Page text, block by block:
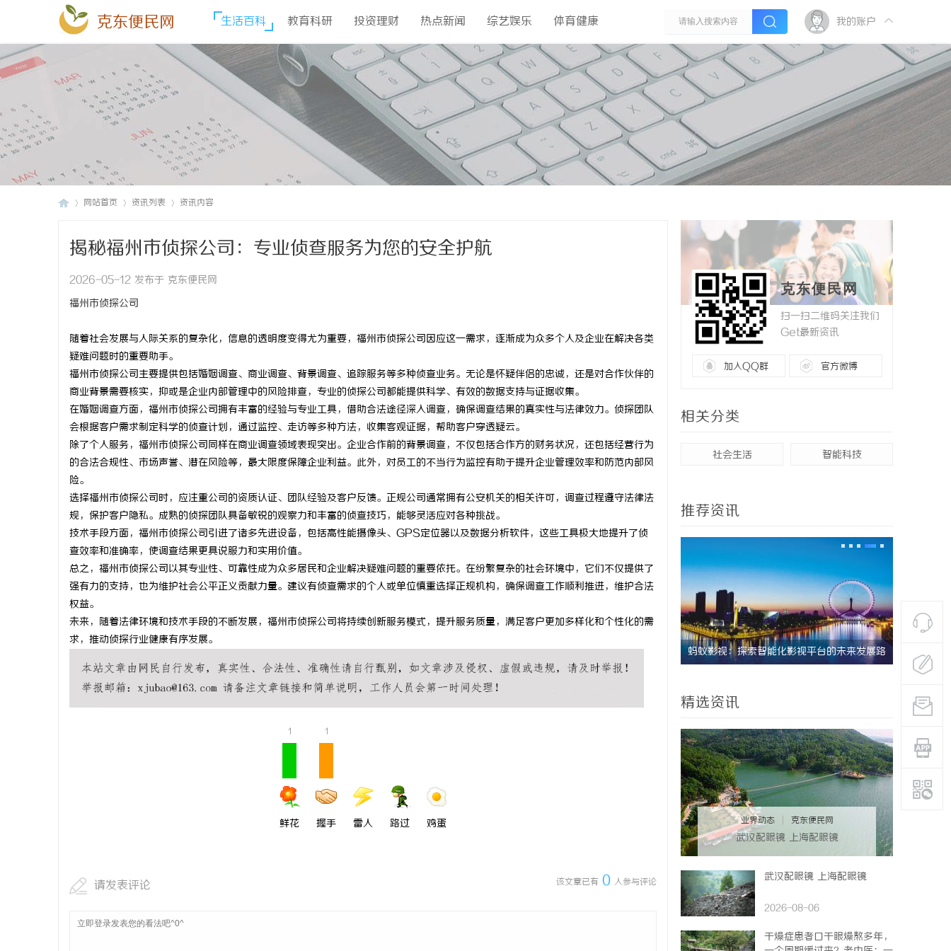
克东便民网 生活百科 教育科研 投资理财 热点新闻 综艺娱乐 体育健康 我的账户
网站首页 资讯列表 资讯内容
揭秘福州市侦探公司：专业侦查服务为您的安全护航
2026-05-12 发布于 克东便民网
福州市侦探公司
随着社会发展与人际关系的复杂化，信息的透明度变得尤为重要，福州市侦探公司因应这一需求，逐渐成为众多个人及企业在解决各类
疑难问题时的重要助手。
福州市侦探公司主要提供包括婚姻调查、商业调查、背景调查、追踪服务等多种侦查业务。无论是怀疑伴侣的忠诚，还是对合作伙伴的
商业背景需要核实，抑或是企业内部管理中的风险排查，专业的侦探公司都能提供科学、有效的数据支持与证据收集。
在婚姻调查方面，福州市侦探公司拥有丰富的经验与专业工具，借助合法途径深入调查，确保调查结果的真实性与法律效力。侦探团队
会根据客户需求制定科学的侦查计划，通过监控、走访等多种方法，收集客观证据，帮助客户穿透疑云。
除了个人服务，福州市侦探公司同样在商业调查领域表现突出。企业合作前的背景调查，不仅包括合作方的财务状况，还包括经营行为
的合法合规性、市场声誉、潜在风险等，最大限度保障企业利益。此外，对员工的不当行为监控有助于提升企业管理效率和防范内部风
险。
选择福州市侦探公司时，应注重公司的资质认证、团队经验及客户反馈。正规公司通常拥有公安机关的相关许可，调查过程遵守法律法
规，保护客户隐私。成熟的侦探团队具备敏锐的观察力和丰富的侦查技巧，能够灵活应对各种挑战。
技术手段方面，福州市侦探公司引进了诸多先进设备，包括高性能摄像头、GPS定位器以及数据分析软件，这些工具极大地提升了侦
查效率和准确率，使调查结果更具说服力和实用价值。
总之，福州市侦探公司以其专业性、可靠性成为众多居民和企业解决疑难问题的重要依托。在纷繁复杂的社会环境中，它们不仅提供了
强有力的支持，也为维护社会公平正义贡献力量。建议有侦查需求的个人或单位慎重选择正规机构，确保调查工作顺利推进，维护合法
权益。
未来，随着法律环境和技术手段的不断发展，福州市侦探公司将持续创新服务模式，提升服务质量，满足客户更加多样化和个性化的需
求，推动侦探行业健康有序发展。
1
鲜花
1
握手 雷人 路过 鸡蛋
该文章已有 0 人参与评论
请发表评论
克东便民网
扫一扫二维码关注我们
Get最新资讯
加入QQ群 官方微博
相关分类
社会生活 智能科技
推荐资讯
马拉松耳机怎么选？长续航防水防汗实测盘点 云电影网：新时代影视资源的智能云端平台解
析
全面解析八哥电影网：影视爱好者的天堂与资
源宝库
蚂蚁影视：探索智能化影视平台的未来发展路 2828电影
全新体验
精选资讯
业界动态 克东便民网
武汉配眼镜 上海配眼镜
武汉配眼镜 上海配眼镜
2026-08-06
干燥症患者口干眼燥熬多年，